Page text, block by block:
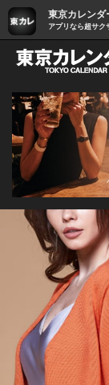
東京カレンダ
アプリなら超サク